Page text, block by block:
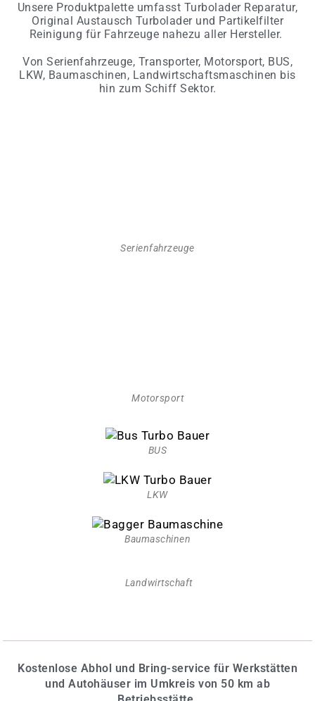
Unsere Produktpalette umfasst Turbolader Reparatur,
Original Austausch Turbolader und Partikelfilter
Reinigung für Fahrzeuge nahezu aller Hersteller.
Von Serienfahrzeuge, Transporter, Motorsport, BUS,
LKW, Baumaschinen, Landwirtschaftsmaschinen bis
hin zum Schiff Sektor.
Serienfahrzeuge
Motorsport
BUS
LKW
Baumaschinen
Landwirtschaft
Kostenlose Abhol und Bring-service für Werkstätten
und Autohäuser im Umkreis von 50 km ab